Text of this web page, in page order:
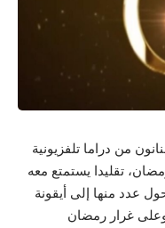
من دراما تلفزيونية
تقليدا يستمتع معه
عدد منها إلى أيقونة
غرار رمضان